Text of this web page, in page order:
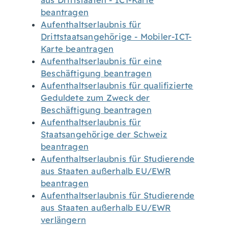
beantragen
Aufenthaltserlaubnis für
Drittstaatsangehörige - Mobiler-ICT-
Karte beantragen
Aufenthaltserlaubnis für eine
Beschäftigung beantragen
Aufenthaltserlaubnis für qualifizierte
Geduldete zum Zweck der
Beschäftigung beantragen
Aufenthaltserlaubnis für
Staatsangehörige der Schweiz
beantragen
Aufenthaltserlaubnis für Studierende
aus Staaten außerhalb EU/EWR
beantragen
Aufenthaltserlaubnis für Studierende
aus Staaten außerhalb EU/EWR
verlängern